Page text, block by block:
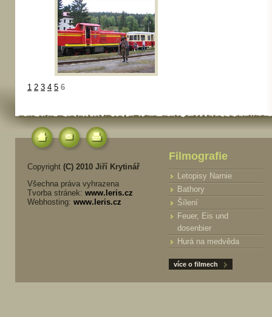
1 2 3 4 5 6
Copyright (C) 2010 Jiří Krytinář
Všechna práva vyhrazena
Tvorba stránek: www.leris.cz
Webhosting: www.leris.cz
Filmografie
Letopisy Narnie
Bathory
Šílení
Feuer, Eis und
dosenbier
Hurá na medvěda
více o filmech